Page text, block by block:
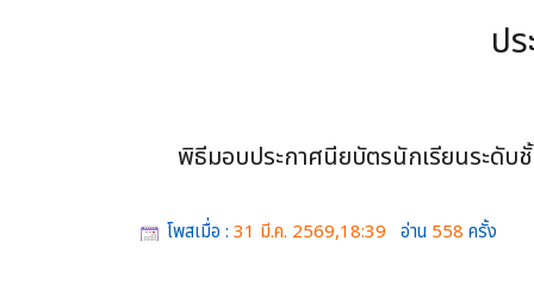
ป
พิธีมอบประกาศนียบัตรนักเรียนระดับ
โพสเมื่อ : 31 มี.ค. 2569,18:39 อ่าน 558 ครั้ง